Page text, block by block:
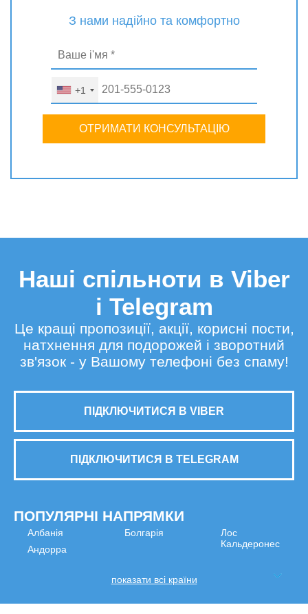
З нами надійно та комфортно
+1
ОТРИМАТИ КОНСУЛЬТАЦІЮ
Наші спільноти в Viber
і Telegram
Це кращі пропозиції, акції, корисні пости,
натхнення для подорожей і зворотний
зв'язок - у Вашому телефоні без спаму!
ПІДКЛЮЧИТИСЯ В VIBER
ПІДКЛЮЧИТИСЯ В TELEGRAM
ПОПУЛЯРНІ НАПРЯМКИ
Албанія
Андорра
Болгарія
Лос
Кальдеронес
показати всі країни
МИ В СОЦМЕРЕЖАХ